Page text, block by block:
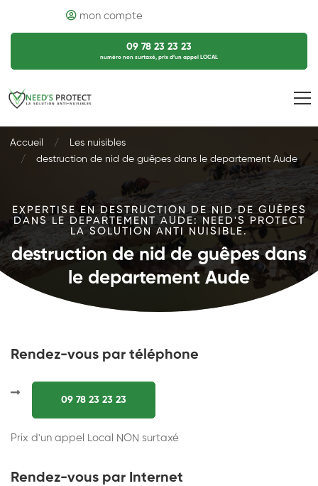
mon compte
09 78 23 23 23
numéro non surtaxé, prix d’un appel LOCAL
Accueil
Les nuisibles
destruction de nid de guêpes dans le departement Aude
EXPERTISE EN DESTRUCTION DE NID DE GUÊPES
DANS LE DEPARTEMENT AUDE: NEED'S PROTECT
LA SOLUTION ANTI NUISIBLE.
destruction de nid de guêpes dans
le departement Aude
Rendez-vous par téléphone
09 78 23 23 23
Prix d'un appel Local NON surtaxé
Rendez-vous par Internet